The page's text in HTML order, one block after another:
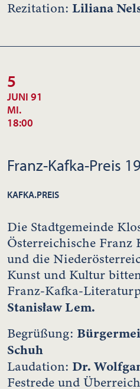
Rezitation: Liliana
5
JUNI 91
MI.
18:00
Franz-Kafka-Preis
KAFKA.PREIS
Die Stadtgemeinde
Österreichische Franz
und die
Kunst und Kultur
Franz-Kafka-
Stanisław Lem.
Begrüßung:
Schuh
Laudation: Dr.
Festrede und